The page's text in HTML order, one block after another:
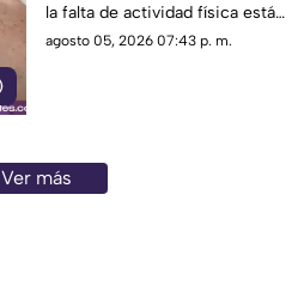
la falta de actividad física están
entre los principales factores
agosto 05, 2026 07:43 p. m.
Ver más